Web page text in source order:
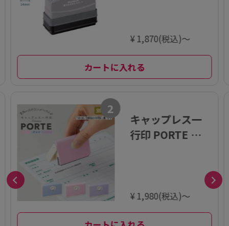
¥ 1,870(税込)～
カートに入れる
2
キャップレス一
行印 PORTE ポル
¥ 1,980(税込)～